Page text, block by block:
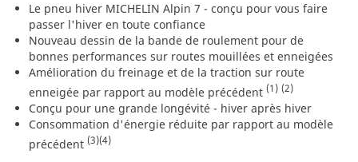
Le pneu hiver MICHELIN Alpin 7 - conçu pour vous faire
passer l'hiver en toute confiance
Nouveau dessin de la bande de roulement pour de
bonnes performances sur routes mouillées et enneigées
Amélioration du freinage et de la traction sur route
enneigée par rapport au modèle précédent (1) (2)
Conçu pour une grande longévité - hiver après hiver
Consommation d'énergie réduite par rapport au modèle
précédent (3)(4)